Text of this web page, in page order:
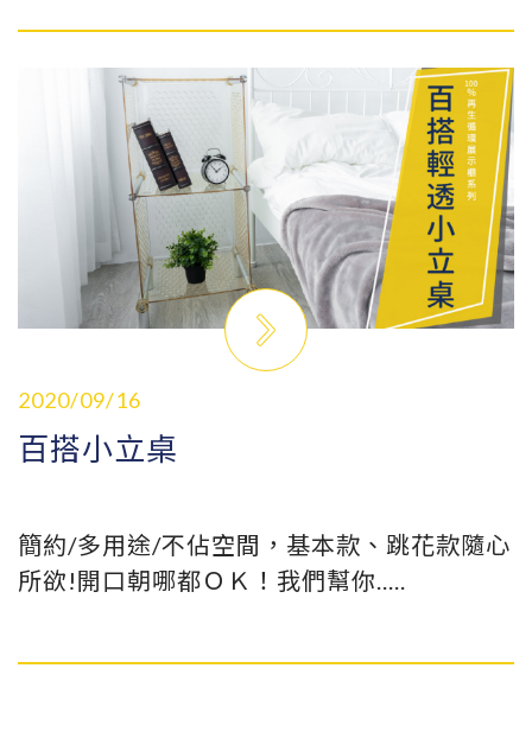
2020/09/16
百搭小立桌
簡約/多用途/不佔空間，基本款、跳花款隨心
所欲!開口朝哪都ＯＫ！我們幫你.....